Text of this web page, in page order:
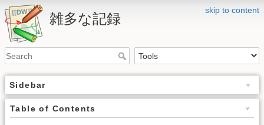
skip to content
雑多な記録
Sidebar
Table of Contents